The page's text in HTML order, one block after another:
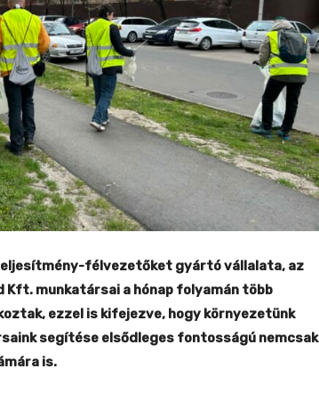
félvezetőket gyártó vállalata, az
Kft. munkatársai a hónap folyamán több
ezzel is kifejezve, hogy környezetünk
segítése elsődleges fontosságú nemcsak
is.